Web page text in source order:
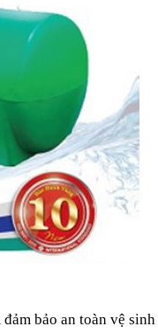
bảo an toàn vệ